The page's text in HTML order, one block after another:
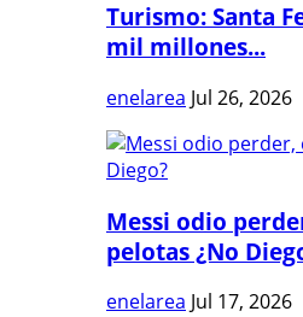
Turismo: Santa
mil millones...
enelarea Jul 26, 2026
Messi odio
pelotas ¿No
enelarea Jul 17, 2026